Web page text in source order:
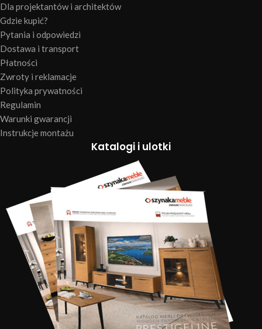
Dla projektantów i architektów
Gdzie kupić?
Pytania i odpowiedzi
Dostawa i transport
Płatności
Zwroty i reklamacje
Polityka prywatności
Regulamin
Warunki gwarancji
Instrukcje montażu
Katalogi i ulotki